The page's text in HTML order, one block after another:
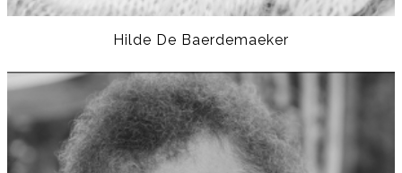
Hilde De Baerdemaeker